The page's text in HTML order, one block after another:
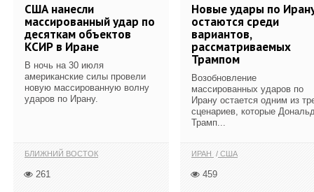
США нанесли
массированный удар по
десяткам объектов
КСИР в Иране
В ночь на 30 июля
американские силы провели
новую массированную волну
ударов по Ирану.
БЛИЖНИЙ ВОСТОК
261
Новые удары по
остаются среди
вариантов,
рассматриваемых
Трампом
Возобновление
массированных ударов по
Ирану остается одним из
сценариев, которые
Трамп...
ИРАН США
459